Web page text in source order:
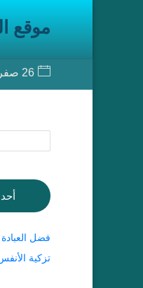
موقع
26 صفر 1448 هـ
فضل
تزكية